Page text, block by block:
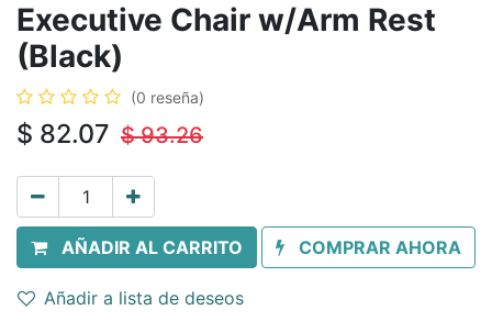
Executive Chair w/Arm Rest
(Black)
(0 reseña)
$ 82.07 $93.26
AÑADIR AL CARRITO COMPRAR AHORA
Añadir a lista de deseos